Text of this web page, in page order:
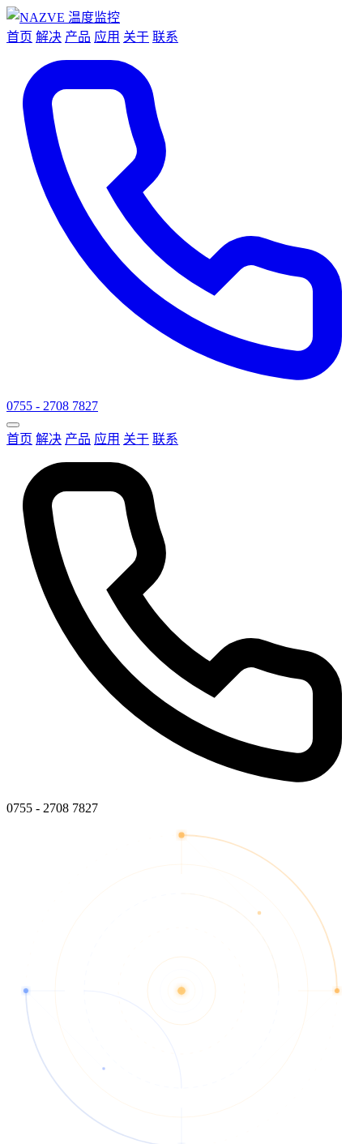
首页 解决 产品 应用 关于 联系
0755 - 2708 7827
首页 解决 产品 应用 关于 联系
0755 - 2708 7827